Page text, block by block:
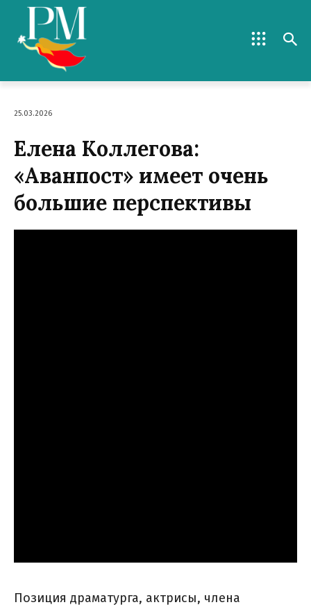
25.03.2026
Елена Коллегова:
«Аванпост» имеет очень
большие перспективы
Позиция драматурга, актрисы, члена